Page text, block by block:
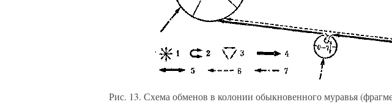
Рис. 13. Схема обменов в колонии обыкновенного муравья